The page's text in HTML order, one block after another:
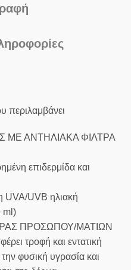
περιλαμβάνει
ΜΕ ΑΝΤΗΛΙΑΚΑ ΦΙΛΤΡΑ
επιδερμίδα και
UVA/UVB ηλιακή
ml)
ΠΡΟΣΩΠΟΥ/ΜΑΤΙΩΝ
τροφή και εντατική
φυσική υγρασία και